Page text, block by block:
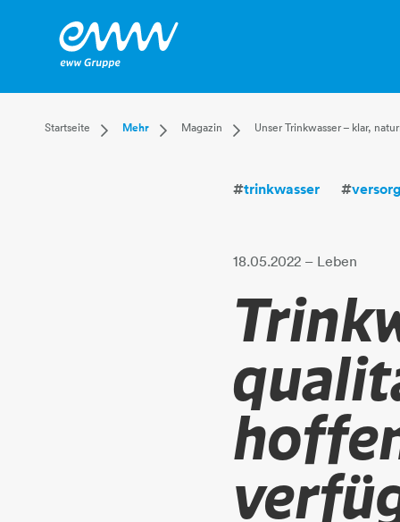
Startseite
Dropdown Startseite
Mehr
Dropdown Mehr
Magazin
Dropdown Magazin
Technik
Unser Trinkwasser – klar,
#trinkwasser #
18.05.2022 – Leben